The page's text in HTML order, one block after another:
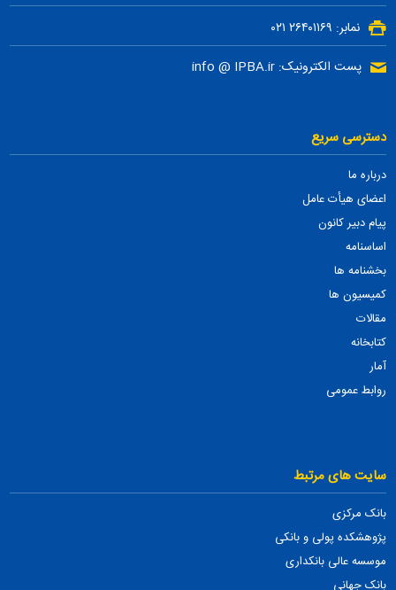
نمابر: ۲۶۴۰۱۱۶۹ ۰۲۱
پست الکترونیک: info @ IPBA.ir
دسترسی سریع
درباره ما
اعضای هیأت عامل
پیام دبیر کانون
اساسنامه
بخشنامه ها
کمیسیون ها
مقالات
کتابخانه
آمار
روابط عمومی
سایت های مرتبط
بانک مرکزی
پژوهشکده پولی و بانکی
موسسه عالی بانکداری
بانک جهانی